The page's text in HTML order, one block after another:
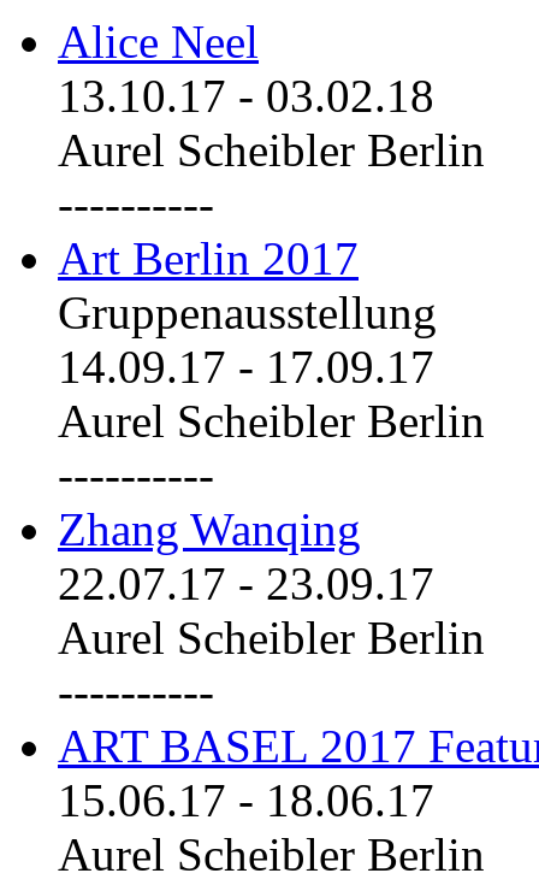
Alice Neel
13.10.17 - 03.02.18
Aurel Scheibler Berlin
----------
Art Berlin 2017
Gruppenausstellung
14.09.17 - 17.09.17
Aurel Scheibler Berlin
----------
Zhang Wanqing
22.07.17 - 23.09.17
Aurel Scheibler Berlin
----------
ART BASEL 2017
15.06.17 - 18.06.17
Aurel Scheibler Berlin